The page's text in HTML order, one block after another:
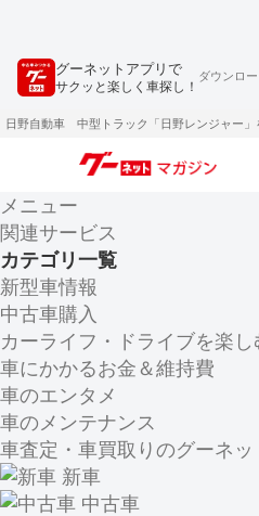
グーネットアプリで
サクッと楽しく車探し！
ダウンロ
日野自動車 中型トラック「日野レンジャー
メニュー
関連サービス
カテゴリ一覧
新型車情報
中古車購入
カーライフ・ドライブを楽し
車にかかるお金＆維持費
車のエンタメ
車のメンテナンス
車査定・車買取りのグーネ
新車
中古車